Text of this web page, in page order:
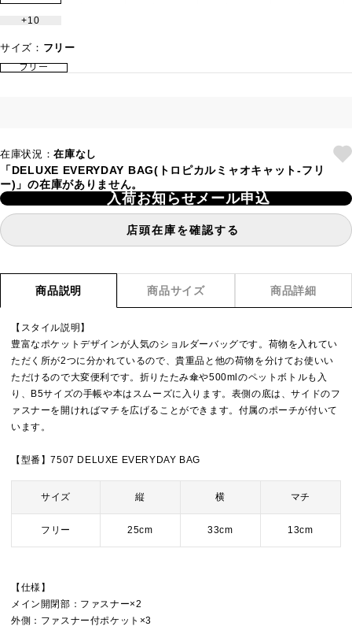
10
サイズ： フリー
フリー
在庫状況：在庫なし
「DELUXE EVERYDAY BAG(トロピカルミャオキャット-フリ
ー)」の在庫がありません。
入荷お知らせメール申込
店頭在庫を確認する
商品説明 商品サイズ 商品詳細
【スタイル説明】
豊富なポケットデザインが人気のショルダーバッグです。荷物を入れてい
ただく所が2つに分かれているので、貴重品と他の荷物を分けてお使いい
ただけるので大変便利です。折りたたみ傘や500mlのペットボトルも入
り、B5サイズの手帳や本はスムーズに入ります。表側の底は、サイドのフ
ァスナーを開ければマチを広げることができます。付属のポーチが付いて
います。
【型番】7507 DELUXE EVERYDAY BAG
サイズ 縦 横 マチ
フリー 25cm 33cm 13cm
【仕様】
メイン開閉部：ファスナー×2
外側：ファスナー付ポケット×3